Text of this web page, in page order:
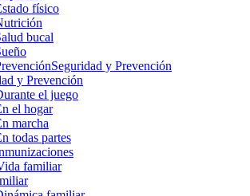
físico
bucal
Seguridad y Prevención
y Prevención
el juego
el hogar
marcha
todas partes
familiar